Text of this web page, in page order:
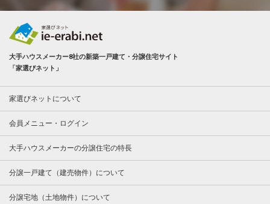
大手ハウスメーカー8社の新築一戸建て・分譲住宅サイト
「家選びネット」
家選びネットについて
会員メニュー・ログイン
大手ハウスメーカーの分譲住宅の特長
分譲一戸建て（建売物件）について
分譲宅地（土地物件）について